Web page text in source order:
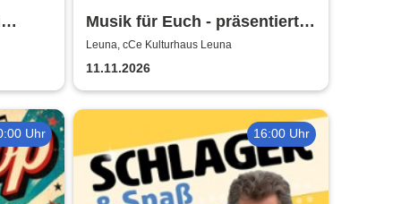
Musik für Euch - präsentiert
von Uta Bresan
Leuna, cCe Kulturhaus Leuna
11.11.2026
Uhr 16:00 Uhr